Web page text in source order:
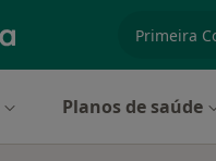
Planos de saúde